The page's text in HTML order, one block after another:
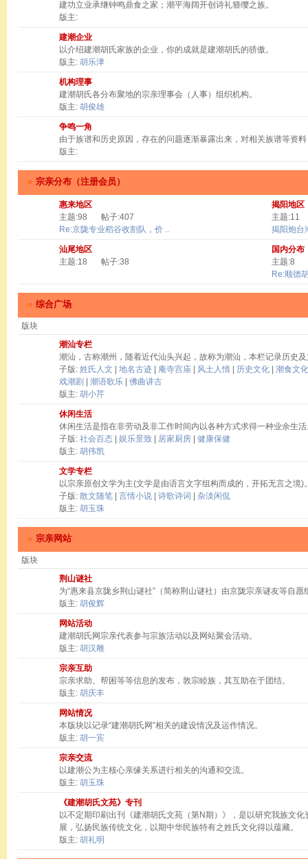
建功立业承继钟鸣鼎食之家；潮平海阔开创诗礼簪缨之族。
版主:
建潮企业
以介绍建潮胡氏家族的企业，你的成就是建潮胡氏的骄傲。
版主: 胡乐津
机构理事
建潮胡氏各分布聚地的宗亲理事会（人事）组织机构。
版主: 胡俊雄
争鸣一角
由于族谱和历史原因，存在的问题逐渐暴露出来，对相关族谱等资
版主:
» 宗亲分布（注册会员）
惠来地区
主题:98
帖子:407
Re:京陇专业稻谷收割队，价 ..
揭阳地区
主题:11
揭阳炮台
汕尾地区
主题:18
帖子:38
国内分布
主题:8
Re:顺德
» 综合广场
版块
潮汕专栏
潮汕，古称潮州，随着近代汕头兴起，故称为潮汕，本栏记录历史
子版: 姓氏人文 地名古迹 庵寺宫庙 风土人情 历史文化
潮食文化
戏潮剧
潮语歌乐
佛曲讲古
版主: 胡小芹
休闲生活
休闲生活是指在非劳动及非工作时间内以各种方式求得一种业余生
子版: 社会百态 娱乐景致 居家厨房
健康保健
版主: 胡伟凯
文学专栏
以宗亲原创文学为主(文学是由语言文字组构而成的，开拓无言之境)
子版: 散文随笔 言情小说 诗歌诗词
杂淡闲侃
版主: 胡玉珠
» 宗亲网站
版块
荆山谜社
为“惠来县京陇乡荆山谜社”（简称荆山谜社）由京陇宗亲谜友等自
版主: 胡俊辉
网站活动
建潮胡氏网宗亲代表参与宗族活动以及网站聚会活动。
版主: 胡汉雕
宗亲互助
宗亲求助、帮困等等信息的发布，敦宗睦族，其互助在于团结。
版主: 胡庆丰
网站情况
本版块以记录“建潮胡氏网”相关的建设情况及运作情况。
版主: 胡一宾
宗亲交流
以建潮公为主核心亲缘关系进行相关的沟通和交流。
版主: 胡玉珠
《建潮胡氏文苑》专刊
以不定期印刷出刊《建潮胡氏文苑（第N期）》，是以研究我族文
展，弘扬民族传统文化，以期中华民族特有之姓氏文化得以蕴藏。
版主: 胡礼明